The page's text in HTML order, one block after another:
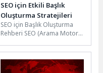
SEO için Etkili Başlık
Oluşturma Stratejileri
SEO için Başlık Oluşturma
Rehberi SEO (Arama Motoru
sitenizin arama
motorlarında daha üst...